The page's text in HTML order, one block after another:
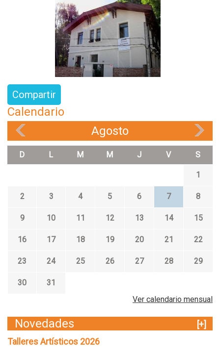
Compartir
Calendario
Agosto
D L M M J V S
1
2 3 4 5 6 7 8
9 10 11 12 13 14 15
16 17 18 19 20 21 22
23 24 25 26 27 28 29
30
31
Ver calendario mensual
Novedades
[+]
Talleres Artísticos 2026